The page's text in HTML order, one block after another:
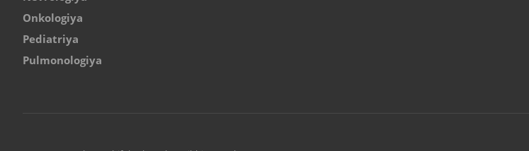
Onkologiya
Pediatriya
Pulmonologiya